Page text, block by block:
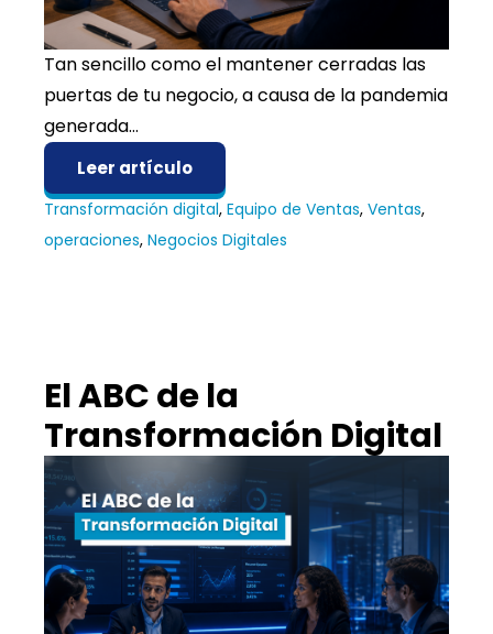
Tan sencillo como el mantener cerradas las
puertas de tu negocio, a causa de la pandemia
generada...
Leer artículo
Transformación digital, Equipo de Ventas, Ventas,
operaciones, Negocios Digitales
El ABC de la
Transformación Digital